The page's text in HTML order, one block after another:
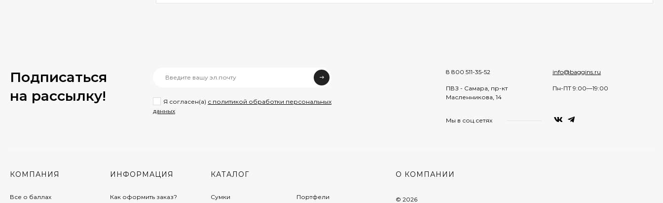
Подписаться
на рассылкy!
Я согласен(a) с политикой обработки персональных
данных
8 800 511-35-52
ПВЗ - Самара, пр-кт
Масленникова, 14
info@baggins.ru
Пн-ПТ 9:00—19:00
Мы в соц.сетях
КОМПАНИЯ
Все о баллах
ИНФОРМАЦИЯ
Как оформить заказ?
КАТАЛОГ
Сумки Портфели
О КОМПАНИИ
© 2026